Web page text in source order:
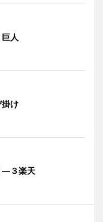
人
掛け
―３楽天